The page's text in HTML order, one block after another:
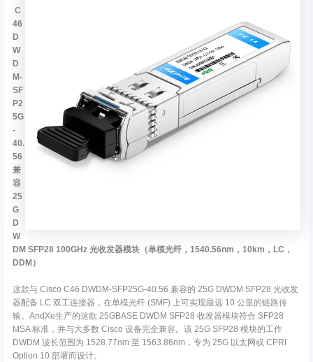
C
46
D
W
D
M-
SF
P2
5G
-
40.
56
兼
容
25
G
D
W
DM SFP28 100GHz 光收发器模块（单模光纤，1540.56nm，10km，LC，
DDM）
这款与 Cisco C46 DWDM-SFP25G-40.56 兼容的 25G DWDM SFP28 光收发
器配备 LC 双工连接器，在单模光纤 (SMF) 上可实现最远 10 公里的链路传
输。AndXe生产的这款 25GBASE DWDM SFP28 收发器模块符合 SFP28
MSA 标准，并与大多数 Cisco 设备完全兼容。该 25G SFP28 模块的工作
DWDM 波长范围为 1528.77nm 至 1563.86nm，专为 25G 以太网或 CPRI
Option 10 部署而设计。